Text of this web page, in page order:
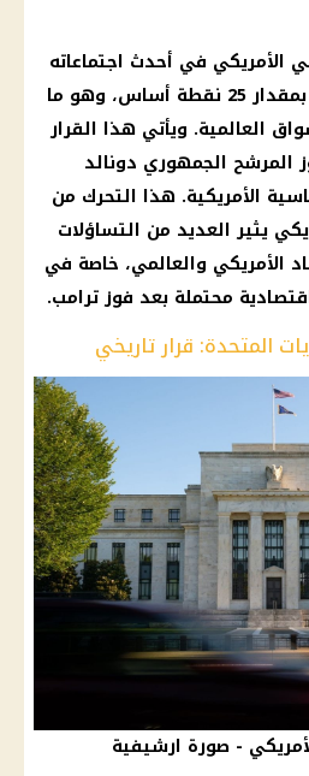
الأمريكي في أحدث اجتماعاته
بمقدار 25 نقطة أساس، وهو ما
العالمية. ويأتي هذا القرار
الجمهوري دونالد
الأمريكية. هذا التحرك من
يثير العديد من التساؤلات
الأمريكي والعالمي، خاصة في
محتملة بعد فوزترامب.
المتحدة: قرار تاريخي
- صورة ارشيفية